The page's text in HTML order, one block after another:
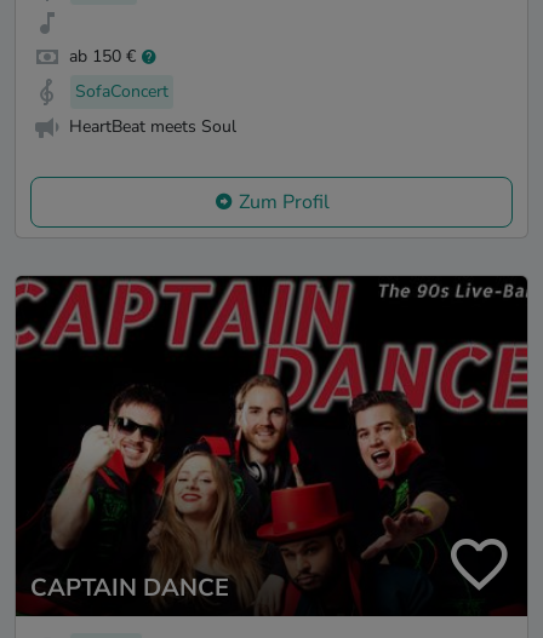
ab 150 €
SofaConcert
HeartBeat meets Soul
Zum Profil
CAPTAIN DANCE